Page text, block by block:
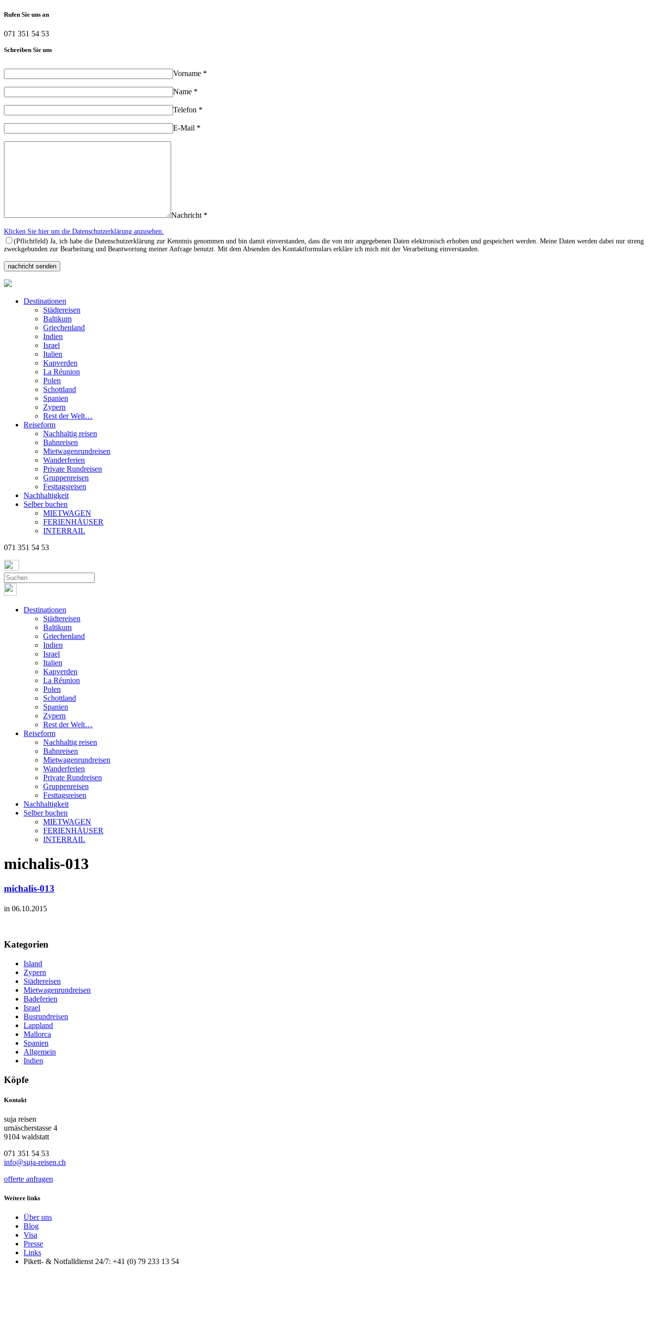
Rufen Sie uns an
071 351 54 53
Schreiben Sie uns
Vorname *
Name *
Telefon *
E-Mail *
Nachricht *
Klicken Sie hier um die Datenschutzerklärung anzusehen.
(Pflichtfeld) Ja, ich habe die Datenschutzerklärung zur Kenntnis genommen und bin damit einverstanden, dass die von mir angegebenen Daten elektronisch erhoben und gespeichert werden. Meine Daten werden dabei nur streng
zweckgebunden zur Bearbeitung und Beantwortung meiner Anfrage benutzt. Mit dem Absenden des Kontaktformulars erkläre ich mich mit der Verarbeitung einverstanden.
Destinationen
Städtereisen
Baltikum
Griechenland
Indien
Israel
Italien
Kapverden
La Réunion
Polen
Schottland
Spanien
Zypern
Rest der Welt…
Reiseform
Nachhaltig reisen
Bahnreisen
Mietwagenrundreisen
Wanderferien
Private Rundreisen
Gruppenreisen
Festtagsreisen
Nachhaltigkeit
Selber buchen
MIETWAGEN
FERIENHÄUSER
INTERRAIL
071 351 54 53
Destinationen
Städtereisen
Baltikum
Griechenland
Indien
Israel
Italien
Kapverden
La Réunion
Polen
Schottland
Spanien
Zypern
Rest der Welt…
Reiseform
Nachhaltig reisen
Bahnreisen
Mietwagenrundreisen
Wanderferien
Private Rundreisen
Gruppenreisen
Festtagsreisen
Nachhaltigkeit
Selber buchen
MIETWAGEN
FERIENHÄUSER
INTERRAIL
michalis-013
michalis-013
in 06.10.2015
Kategorien
Island
Zypern
Städtereisen
Mietwagenrundreisen
Badeferien
Israel
Busrundreisen
Lappland
Mallorca
Spanien
Allgemein
Indien
Köpfe
Kontakt
suja reisen
urnäscherstasse 4
9104 waldstatt
071 351 54 53
info@suja-reisen.ch
offerte anfragen
Weitere links
Über uns
Blog
Visa
Presse
Links
Pikett- & Notfalldienst 24/7: +41 (0) 79 233 13 54